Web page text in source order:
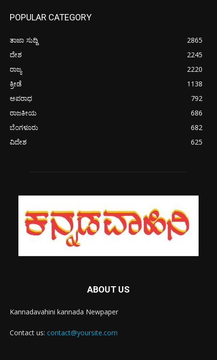
POPULAR CATEGORY
ತಾಜಾ ಸುದ್ದಿ
2865
ದೇಶ
2245
ರಾಜ್ಯ
2220
ಕ್ರೀಡೆ
1138
ಅಪರಾಧ
792
ರಾಜಕೀಯ
686
ಬೆಂಗಳೂರು
682
ವಿದೇಶ
625
ABOUT US
Kannadavahini kannada Newpaper
Contact us: contact@yoursite.com